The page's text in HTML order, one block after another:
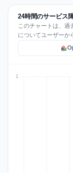
24時間のサービス
このチャートは、過
についてユーザーか